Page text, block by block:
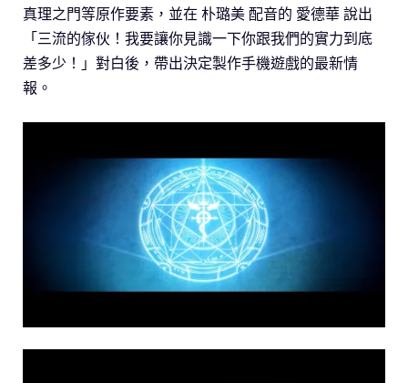
真理之門等原作要素，並在 朴璐美 配音的 愛德華 說出
「三流的傢伙！我要讓你見識一下你跟我們的實力到底
差多少！」對白後，帶出決定製作手機遊戲的最新情
報。